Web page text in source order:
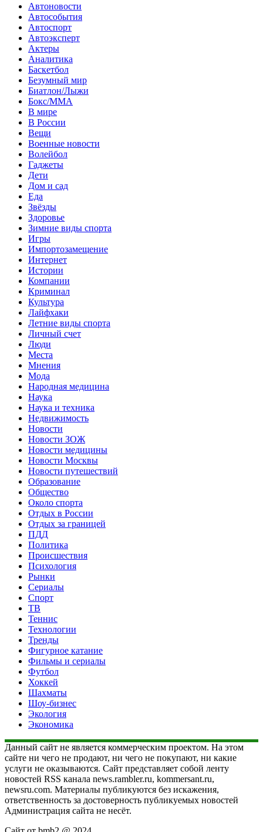
Автоновости
Автособытия
Автоспорт
Автоэксперт
Актеры
Аналитика
Баскетбол
Безумный мир
Биатлон/Лыжи
Бокс/MMA
В мире
В России
Вещи
Военные новости
Волейбол
Гаджеты
Дети
Дом и сад
Еда
Звёзды
Здоровье
Зимние виды спорта
Игры
Импортозамещение
Интернет
Истории
Компании
Криминал
Культура
Лайфхаки
Летние виды спорта
Личный счет
Люди
Места
Мнения
Мода
Народная медицина
Наука
Наука и техника
Недвижимость
Новости
Новости ЗОЖ
Новости медицины
Новости Москвы
Новости путешествий
Образование
Общество
Около спорта
Отдых в России
Отдых за границей
ПДД
Политика
Происшествия
Психология
Рынки
Сериалы
Спорт
ТВ
Теннис
Технологии
Тренды
Фигурное катание
Фильмы и сериалы
Футбол
Хоккей
Шахматы
Шоу-бизнес
Экология
Экономика
Данный сайт не является коммерческим проектом. На этом
сайте ни чего не продают, ни чего не покупают, ни какие
услуги не оказываются. Сайт представляет собой ленту
новостей RSS канала news.rambler.ru, kommersant.ru,
newsru.com. Материалы публикуются без искажения,
ответственность за достоверность публикуемых новостей
Администрация сайта не несёт.